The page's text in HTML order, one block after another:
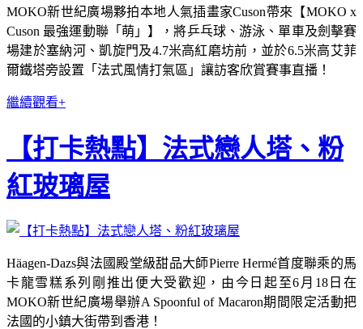
MOKO新世紀廣場夥拍本地人氣插畫家Cuson帶來【MOKO x
Cuson 最強運動聯「萌」】，將乒乓球、游泳、單車及劍擊賽
場建於塞納河、凱旋門及4.7米高紅磨坊前，並於6.5米高艾菲
爾鐵塔旁設置「法式風情打氣區」讓訪客欣賞賽事直播！
繼續觀看+
【打卡熱點】法式戀人塔、粉
紅玻璃屋
Häagen-Dazs與法國殿堂級甜品大師Pierre Hermé首度聯乘的馬
卡龍雪糕系列剛推出便大受歡迎，由今日起至6月18日在
MOKO新世紀廣場舉辦A Spoonful of Macaron期間限定活動把
法國的小鎮大街帶到香港！